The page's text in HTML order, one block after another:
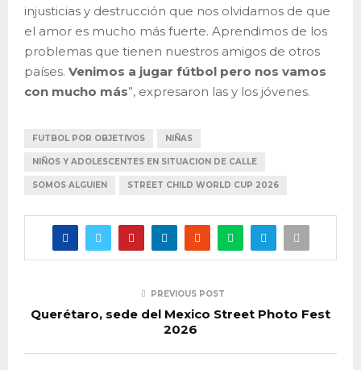
injusticias y destrucción que nos olvidamos de que
el amor es mucho más fuerte. Aprendimos de los
problemas que tienen nuestros amigos de otros
países. Venimos a jugar fútbol pero nos vamos
con mucho más”, expresaron las y los jóvenes.
FUTBOL POR OBJETIVOS NIÑAS
NIÑOS Y ADOLESCENTES EN SITUACION DE CALLE
SOMOS ALGUIEN STREET CHILD WORLD CUP 2026
PREVIOUS POST
Querétaro, sede del Mexico Street Photo Fest
2026